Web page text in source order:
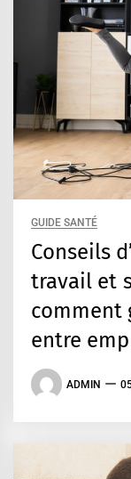
GUIDE SANTÉ
Conseils
travail et
comment
entre
ADMIN